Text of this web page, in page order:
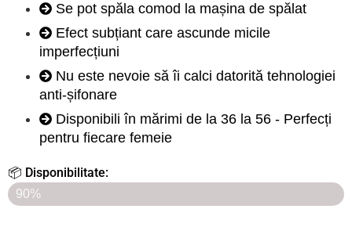
Se pot spăla comod la mașina de spălat
Efect subțiant care ascunde micile
imperfecțiuni
Nu este nevoie să îi calci datorită tehnologiei
anti-șifonare
Disponibili în mărimi de la 36 la 56 - Perfecți
pentru fiecare femeie
📦 Disponibilitate:
ULTIMELE 7 BUCĂȚI RĂMASE ÎN MAGAZIN
90%